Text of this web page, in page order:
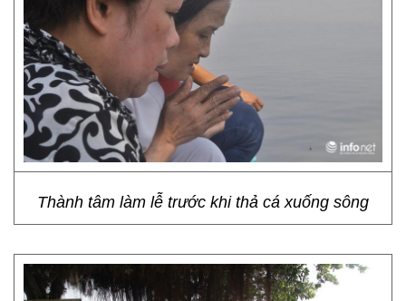
Thành tâm làm lễ trước khi thả cá xuống sông